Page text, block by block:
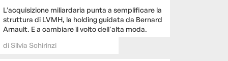
L’acquisizione miliardaria punta a semplificare la
struttura di LVMH, la holding guidata da Bernard
Arnault. E a cambiare il volto dell'alta moda.
diSilvia Schirinzi